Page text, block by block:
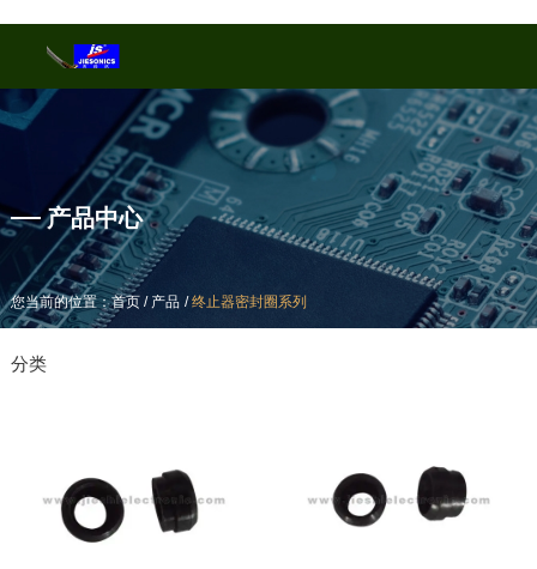
产品中心
您当前的位置：首页 / 产品 /终止器密封圈系列
产品中心
您当前的位置：首页 / 产品 /终止器密封圈系列
分类